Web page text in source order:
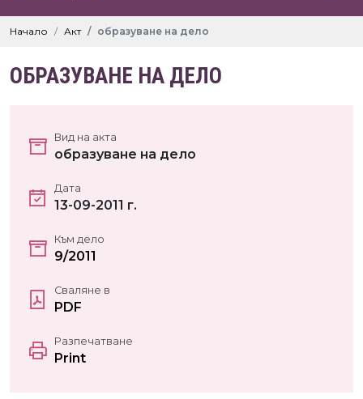
Начало Акт образуване на дело
ОБРАЗУВАНЕ НА ДЕЛО
Вид на акта
образуване на дело
Дата
13-09-2011 г.
Към дело
9/2011
Сваляне в
PDF
Разпечатване
Print